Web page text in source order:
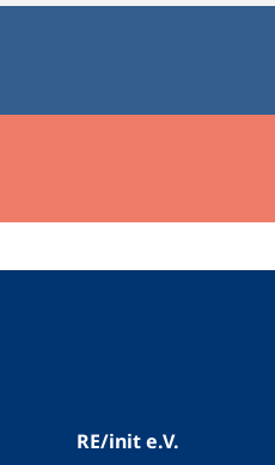
RE/init e.V.